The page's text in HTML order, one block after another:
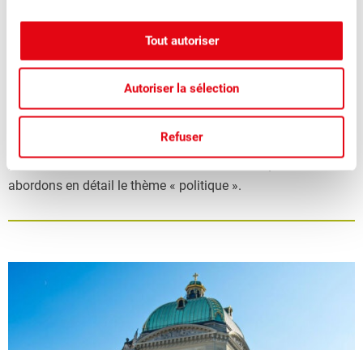
Tout autoriser
Autoriser la sélection
Refuser
Fruits Suisses 3/2026 : Politique
abordons en détail le thème « politique ».